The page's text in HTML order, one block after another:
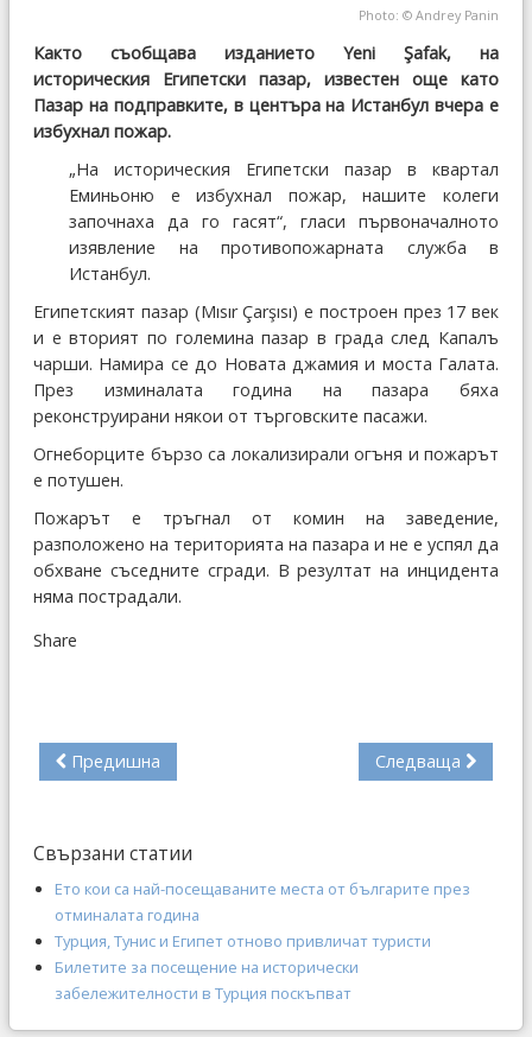
Photo: © Andrey Panin
Както съобщава изданието Yeni Şafak, на
историческия Египетски пазар, известен още като
Пазар на подправките, в центъра на Истанбул вчера е
избухнал пожар.
„На историческия Египетски пазар в квартал
Еминьоню е избухнал пожар, нашите колеги
започнаха да го гасят“, гласи първоначалното
изявление на противопожарната служба в
Истанбул.
Египетският пазар (Mısır Çarşısı) е построен през 17 век
и е вторият по големина пазар в града след Капалъ
чарши. Намира се до Новата джамия и моста Галата.
През изминалата година на пазара бяха
реконструирани някои от търговските пасажи.
Огнеборците бързо са локализирали огъня и пожарът
е потушен.
Пожарът е тръгнал от комин на заведение,
разположено на територията на пазара и не е успял да
обхване съседните сгради. В резултат на инцидента
няма пострадали.
Share
Предишна Следваща
Свързани статии
Ето кои са най-посещаваните места от българите през
отминалата година
Турция, Тунис и Египет отново привличат туристи
Билетите за посещение на исторически
забележителности в Турция поскъпват